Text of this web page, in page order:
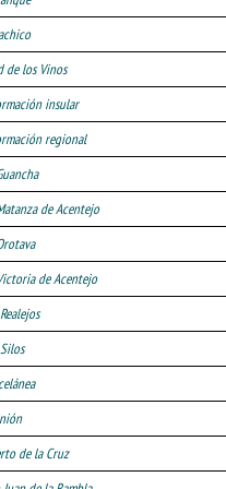
de los Vinos
insular
regional
de Acentejo
de Acentejo
de la Cruz